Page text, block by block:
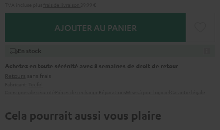
AJOUTER AU PANIER
En stock
Achetez en toute sérénité avec 8 semaines de droit de retour
Retours sans frais
Cela pourrait aussi vous plaire